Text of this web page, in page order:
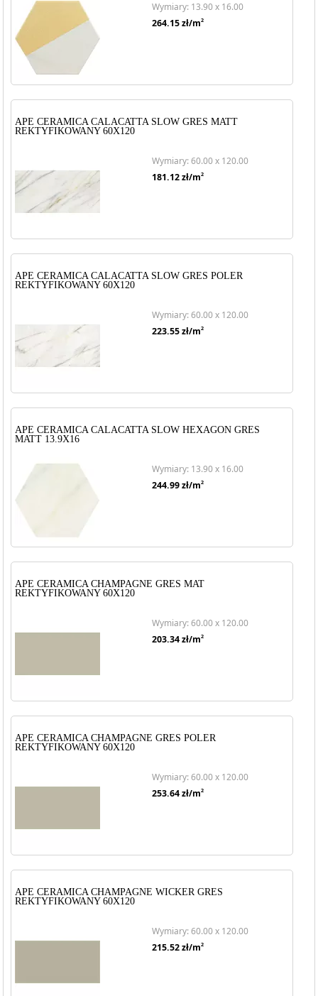
Wymiary: 13.90 x 16.00
264.15zł/m2
APE CERAMICA CALACATTA SLOW GRES MATT
REKTYFIKOWANY 60X120
Wymiary: 60.00 x 120.00
181.12zł/m2
APE CERAMICA CALACATTA SLOW GRES POLER
REKTYFIKOWANY 60X120
Wymiary: 60.00 x 120.00
223.55zł/m2
APE CERAMICA CALACATTA SLOW HEXAGON GRES
MATT 13.9X16
Wymiary: 13.90 x 16.00
244.99zł/m2
APE CERAMICA CHAMPAGNE GRES MAT
REKTYFIKOWANY 60X120
Wymiary: 60.00 x 120.00
203.34zł/m2
APE CERAMICA CHAMPAGNE GRES POLER
REKTYFIKOWANY 60X120
Wymiary: 60.00 x 120.00
253.64zł/m2
APE CERAMICA CHAMPAGNE WICKER GRES
REKTYFIKOWANY 60X120
Wymiary: 60.00 x 120.00
215.52zł/m2